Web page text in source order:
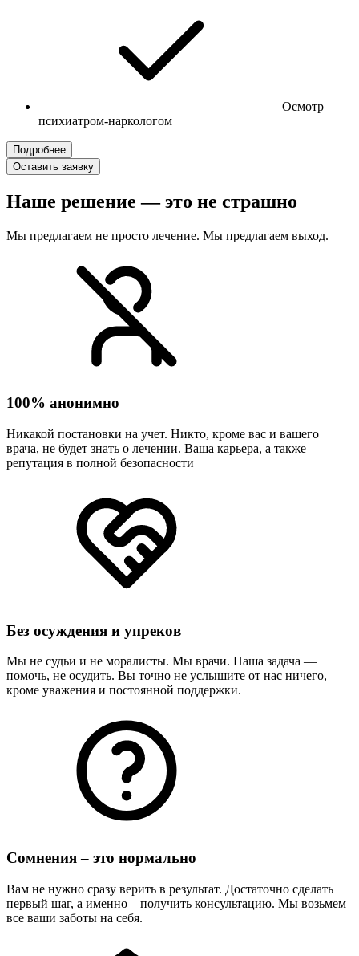
Осмотр
психиатром-наркологом
Подробнее
Оставить заявку
Наше решение — это не страшно
Мы предлагаем не просто лечение. Мы предлагаем выход.
100% анонимно
Никакой постановки на учет. Никто, кроме вас и вашего
врача, не будет знать о лечении. Ваша карьера, а также
репутация в полной безопасности
Без осуждения и упреков
Мы не судьи и не моралисты. Мы врачи. Наша задача —
помочь, не осудить. Вы точно не услышите от нас ничего,
кроме уважения и постоянной поддержки.
Сомнения – это нормально
Вам не нужно сразу верить в результат. Достаточно сделать
первый шаг, а именно – получить консультацию. Мы возьмем
все ваши заботы на себя.